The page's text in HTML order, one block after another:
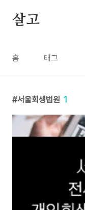
살고
홈 태그
서울회생법원 1